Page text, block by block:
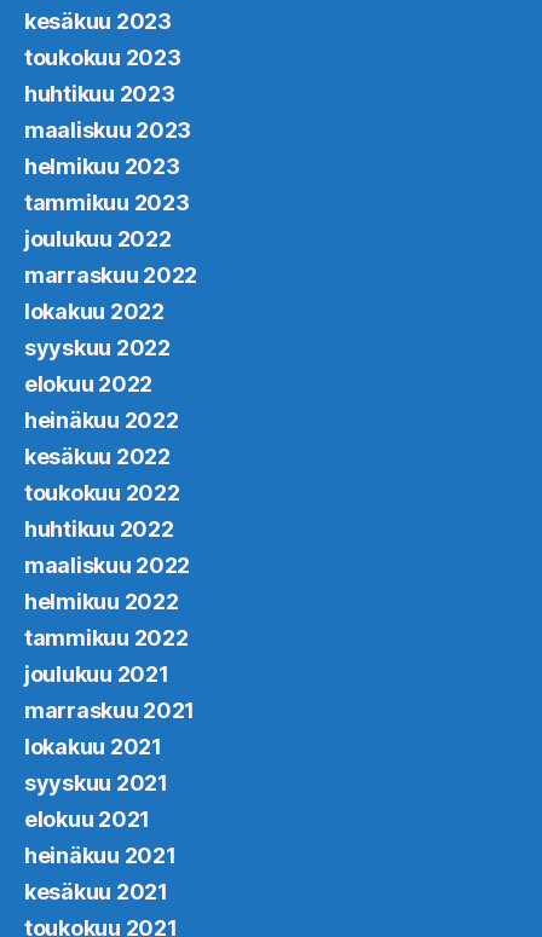
kesäkuu 2023
toukokuu 2023
huhtikuu 2023
maaliskuu 2023
helmikuu 2023
tammikuu 2023
joulukuu 2022
marraskuu 2022
lokakuu 2022
syyskuu 2022
elokuu 2022
heinäkuu 2022
kesäkuu 2022
toukokuu 2022
huhtikuu 2022
maaliskuu 2022
helmikuu 2022
tammikuu 2022
joulukuu 2021
marraskuu 2021
lokakuu 2021
syyskuu 2021
elokuu 2021
heinäkuu 2021
kesäkuu 2021
toukokuu 2021